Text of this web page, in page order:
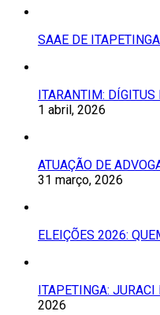
SAAE DE
ITARANTIM: DÍGITUS
1 abril, 2026
ATUAÇÃO DE
31 março, 2026
ELEIÇÕES 2026:
ITAPETINGA:
2026